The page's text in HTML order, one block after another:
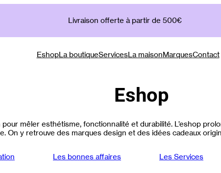
Livraison offerte à partir de 500€
EshopLa boutiqueServicesLa maisonMarquesContact
Eshop
mêler esthétisme, fonctionnalité et durabilité. L’eshop
On y retrouve des marques design et des idées cadeaux
Les bonnes affaires Les Services